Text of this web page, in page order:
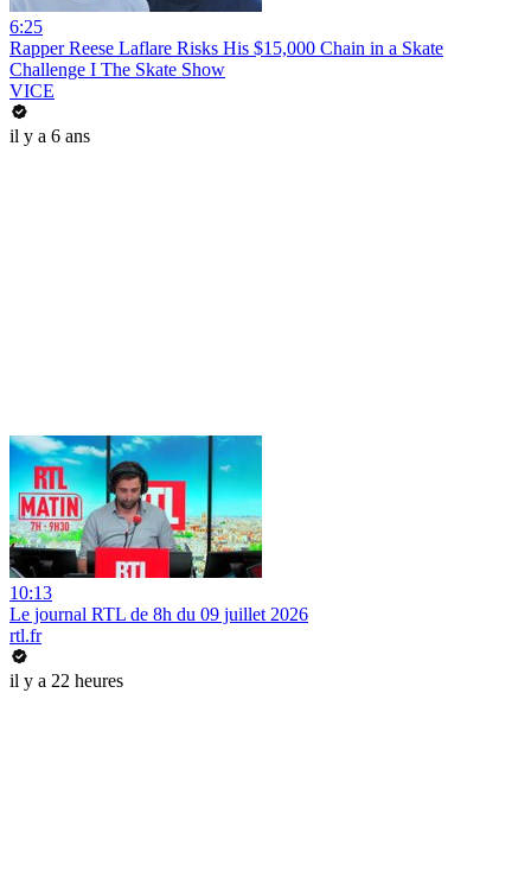
6:25
Rapper Reese Laflare Risks His $15,000 Chain in a Skate
Challenge I The Skate Show
VICE
il y a 6 ans
10:13
Le journal RTL de 8h du 09 juillet 2026
rtl.fr
il y a 22 heures